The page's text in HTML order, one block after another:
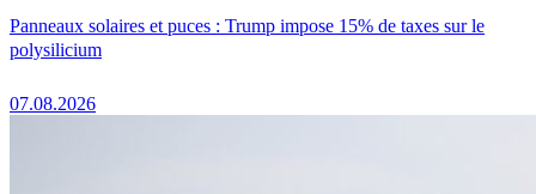
Panneaux solaires et puces : Trump impose 15% de taxes sur le
polysilicium
07.08.2026